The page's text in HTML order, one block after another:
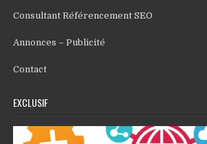
Consultant Référencement SEO
Annonces – Publicité
Contact
EXCLUSIF